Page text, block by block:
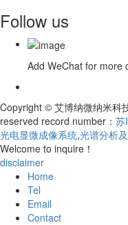
Follow us
Add WeChat for more
Copyright © 艾博纳微纳米科
reserved record number： 苏
光电显微成像系统,光谱分析
Welcome to inquire！
disclaimer
Home
Tel
Email
Contact